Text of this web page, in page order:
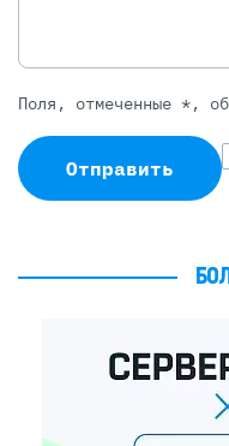
Поля, отмеченные *,
Отправить